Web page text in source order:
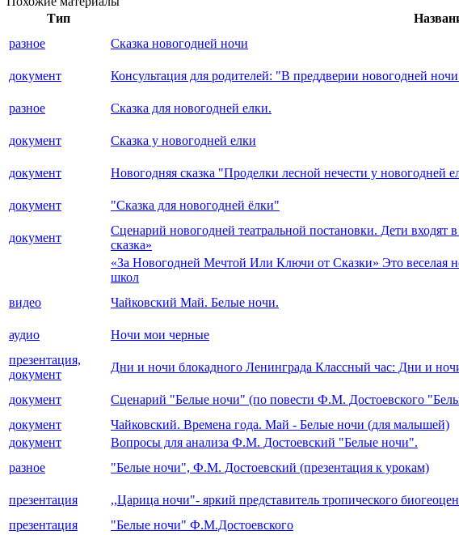
Тип
разное
Сказка новогодней ночи
документ Консультация для родителей: "В преддверии новогодней
разное Сказка для новогодней елки.
документ Сказка у новогодней елки
документ Новогодняя сказка "Проделки лесной нечести у новогодней
документ "Сказка для новогодней ёлки"
документ
Сценарий новогодней театральной постановки. Дети входят
сказка»
«За Новогодней Мечтой Или Ключи от Сказки» Это веселая
школ
видео Чайковский Май. Белые ночи.
аудио Ночи мои черные
презентация,
документ
Дни и ночи блокадного Ленинграда Классный час: Дни и
документ Сценарий "Белые ночи" (по повести Ф.М. Достоевского
документ
Чайковский. Времена года. Май - Белые ночи (для малышей)
документ
Вопросы для анализа Ф.М. Достоевский "Белые ночи".
разное
"Белые ночи", Ф.М. Достоевский (презентация к урокам)
презентация ,,Царица ночи"- яркий представитель тропического
презентация
"Белые ночи" Ф.М.Достоевского